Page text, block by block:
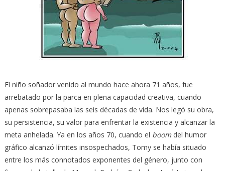
El niño soñador venido al mundo hace ahora 71 años, fue
arrebatado por la parca en plena capacidad creativa, cuando
apenas sobrepasaba las seis décadas de vida. Nos legó su obra,
su persistencia, su valor para enfrentar la existencia y alcanzar la
meta anhelada. Ya en los años 70, cuando el boomdel humor
gráfico alcanzó límites insospechados, Tomy se había situado
entre los más connotados exponentes del género, junto con